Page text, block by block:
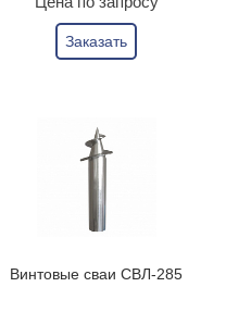
Заказать
Винтовые сваи СВЛ-285